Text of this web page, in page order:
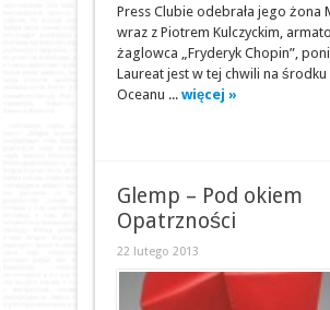
Press Clubie odebrała jego żona
wraz z Piotrem Kulczyckim,
żaglowca „Fryderyk Chopin”,
Laureat jest w tej chwili na środku
Oceanu ... więcej »
Glemp – Pod okiem
Opatrzności
22 lutego 2013